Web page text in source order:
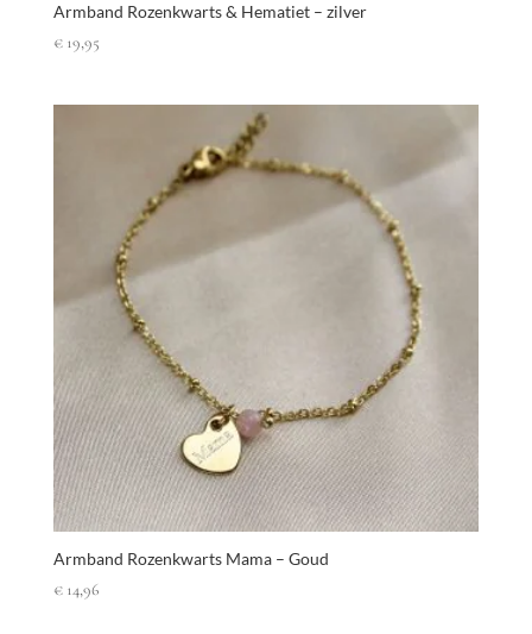
Armband Rozenkwarts & Hematiet – zilver
€19,95
Armband Rozenkwarts Mama – Goud
€14,96